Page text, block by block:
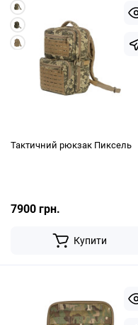
Тактичний рюкзак Пиксель
7900 грн.
Купити